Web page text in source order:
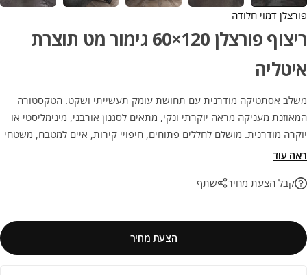
פורצלן דמוי חלודה
ריצוף פורצלן 120×60 גימור מט תוצרת
איטליה
משלב אסתטיקה מודרנית עם תחושת עומק תעשייתי ושקט. הטקסטורה
המאוזנת מעניקה מראה יוקרתי ונקי, מתאים לסגנון אורבני, מינימליסטי או
יוקרה מודרנית. מושלם לחללים פתוחים, חיפויי קירות, איים למטבח, משטחי
עבודה וריצופי בית מלא.
ראה עוד
קבל הצעת מחיר
שתף
הצעת מחיר